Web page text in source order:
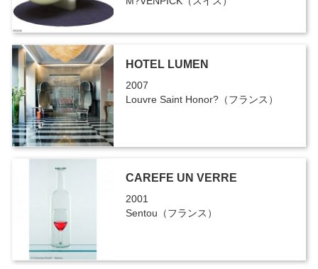
HOTEL LUMEN
2007
Louvre Saint Honor?（フランス）
CAREFE UN VERRE
2001
Sentou（フランス）